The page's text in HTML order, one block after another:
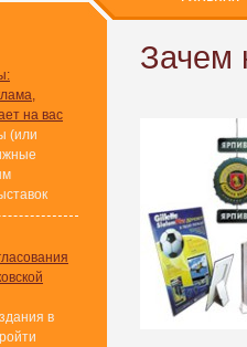
на вас
(или
в
Зачем